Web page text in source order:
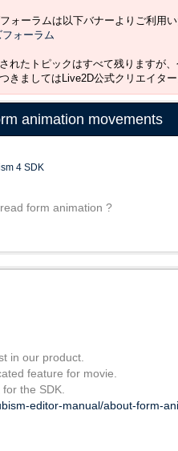
ォーラムは以下バナーよりご利用い
れたトピックはすべて残りますが
きましてはLive2D公式クリエイタ
animation movements
4 SDK
form animation ?
in our product.
feature for movie.
the SDK.
editor-manual/about-form-